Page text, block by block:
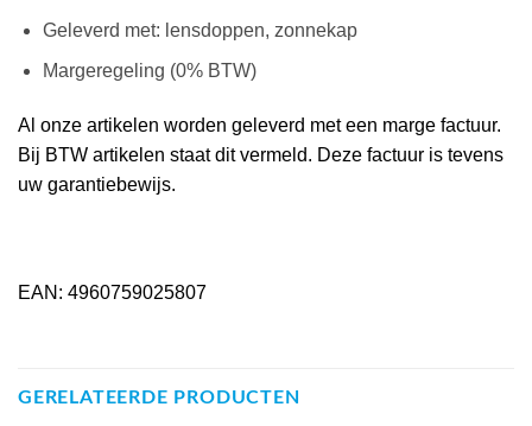
Geleverd met: lensdoppen, zonnekap
Margeregeling (0% BTW)
Al onze artikelen worden geleverd met een marge factuur.
Bij BTW artikelen staat dit vermeld. Deze factuur is tevens
uw garantiebewijs.
EAN: 4960759025807
GERELATEERDE PRODUCTEN